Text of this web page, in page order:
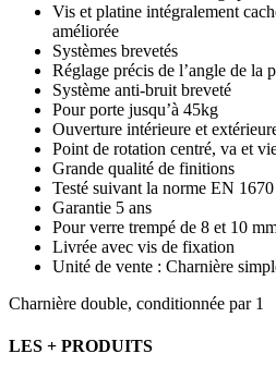
Vis et platine intégralement
améliorée
Systèmes brevetés
Réglage précis de l’angle de la
Système anti-bruit breveté
Pour porte jusqu’à 45kg
Ouverture intérieure et
Point de rotation centré, va et
Grande qualité de finitions
Testé suivant la norme EN
Garantie 5 ans
Pour verre trempé de 8 et 10
Livrée avec vis de fixation
Unité de vente : Charnière
Charnière double, conditionnée par 1
LES + PRODUITS